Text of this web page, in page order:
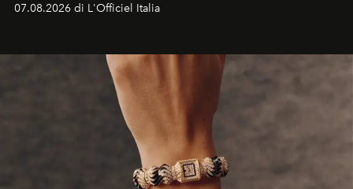
07.08.2026 di L'Officiel Italia